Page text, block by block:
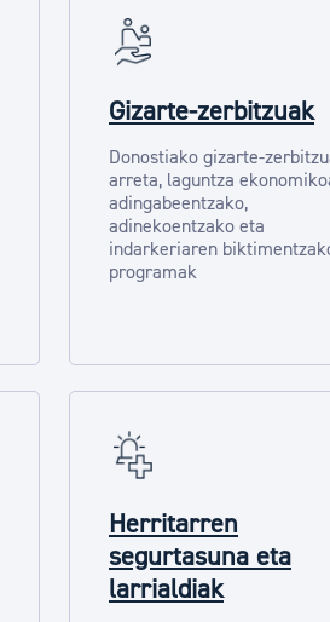
Gizarte-zerbitzuak
Donostiako gizarte-
arreta, laguntza
adingabeentzako,
adinekoentzako eta
indarkeriaren
programak
Herritarren
segurtasuna eta
larrialdiak